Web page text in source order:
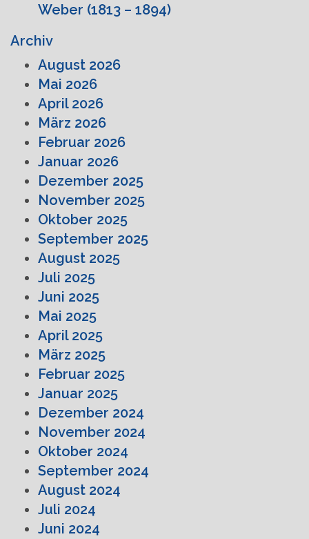
Weber (1813 – 1894)
Archiv
August 2026
Mai 2026
April 2026
März 2026
Februar 2026
Januar 2026
Dezember 2025
November 2025
Oktober 2025
September 2025
August 2025
Juli 2025
Juni 2025
Mai 2025
April 2025
März 2025
Februar 2025
Januar 2025
Dezember 2024
November 2024
Oktober 2024
September 2024
August 2024
Juli 2024
Juni 2024